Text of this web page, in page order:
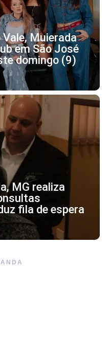
Vale, Muierada
em São José
domingo (9)
MG realiza
fila de espera